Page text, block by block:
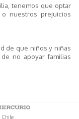
tenemos que optar
nuestros prejuicios
de que niños y niñas
no apoyar familias
Chile